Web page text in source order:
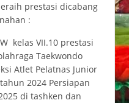
prestasi dicabang
:
kelas VII.10 prestasi
Taekwondo
Atlet Pelatnas Junior
2024 Persiapan
di tashken dan